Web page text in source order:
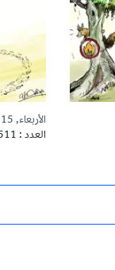
الأربعاء, 15 يوليو 2026
العدد : 11511